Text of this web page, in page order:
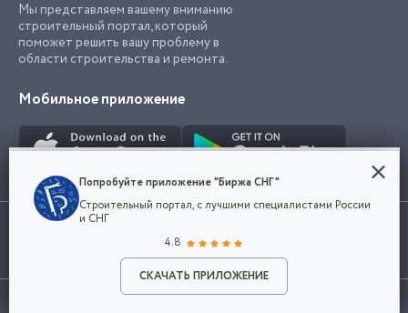
Разместить объявление
Мы представляем вашему вниманию
строительный портал, который
поможет решить вашу проблему в
области строительства и ремонта.
Мобильное приложение
Использование сайта, в том числе подача объявлений, означает
марки представленные на сайте являются собственностью их
©2026Биржа СНГ
Конфиденциальность
Мы используем файлы cookie, чтобы сделать
наш сайт удобным для каждого
Политикой конфиденциальности компании
и принимаете условия использования cookie.
Попробуйте приложение "Биржа СНГ"
Строительный портал, с лучшими специалистами России
и СНГ
4.8
СКАЧАТЬ ПРИЛОЖЕНИЕ